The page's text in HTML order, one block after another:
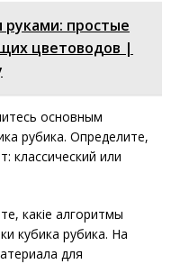
руками: простые
цветоводов |
основным
рубика. Определите,
классический или
какie алгоритмы
кубика рубика. На
для